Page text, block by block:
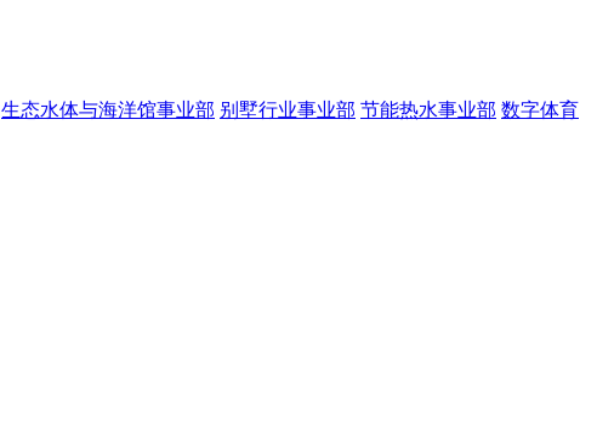
生态水体与海洋馆事业部 别墅行业事业部 节能热水事业部 数字体育